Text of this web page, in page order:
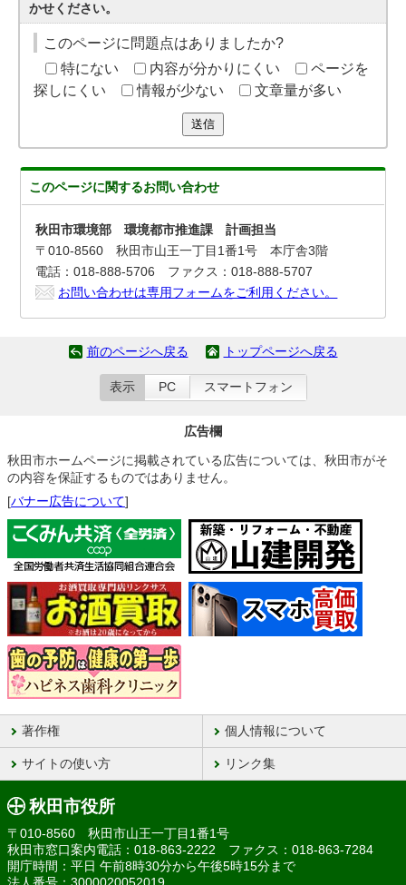
かせください。
このページに問題点はありましたか?
特にない
内容が分かりにくい
ページを
探しにくい
情報が少ない 文章量が多い
送信
このページに関するお問い合わせ
秋田市環境部 環境都市推進課 計画担当
〒010-8560 秋田市山王一丁目1番1号 本庁舎3階
電話：018-888-5706 ファクス：018-888-5707
お問い合わせは専用フォームをご利用ください。
前のページへ戻る トップページへ戻る
表示 PC スマートフォン
広告欄
秋田市ホームページに掲載されている広告については、秋田市がそ
の内容を保証するものではありません。
[バナー広告について]
著作権 個人情報について
サイトの使い方 リンク集
秋田市役所
〒010-8560 秋田市山王一丁目1番1号
秋田市窓口案内電話：018-863-2222 ファクス：018-863-7284
開庁時間：平日 午前8時30分から午後5時15分まで